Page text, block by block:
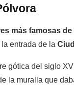
más famosas de
entrada de la
gótica del siglo
la muralla que